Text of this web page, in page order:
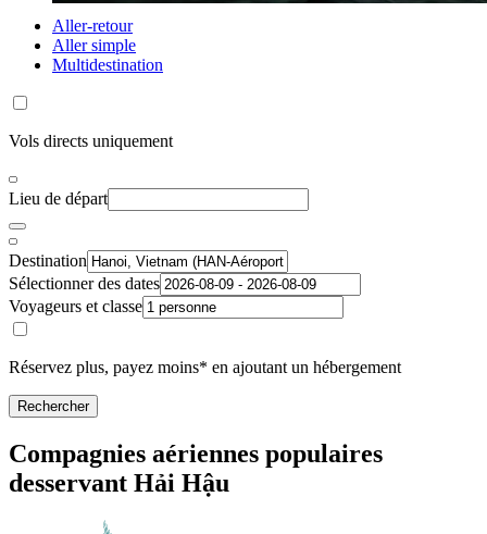
Aller-retour
Aller simple
Multidestination
Vols directs uniquement
Lieu de départ
Destination
Sélectionner des dates
Voyageurs et classe
Réservez plus, payez moins* en ajoutant un hébergement
Rechercher
Compagnies aériennes populaires
desservant Hải Hậu